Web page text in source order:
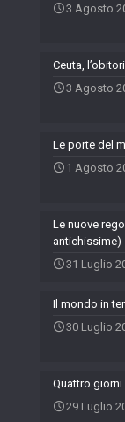
3 Agosto
Ceuta,
3 Agosto
Le porte del
1 Agosto
Le nuove
antichissime)
31 Luglio
Il mondo in
30 Luglio
Quattro
29 Luglio